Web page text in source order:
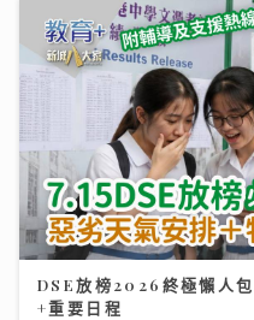
DSE放榜2026終極懶人
+重要日程